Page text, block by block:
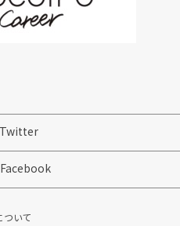
Twitter
Facebook
いて